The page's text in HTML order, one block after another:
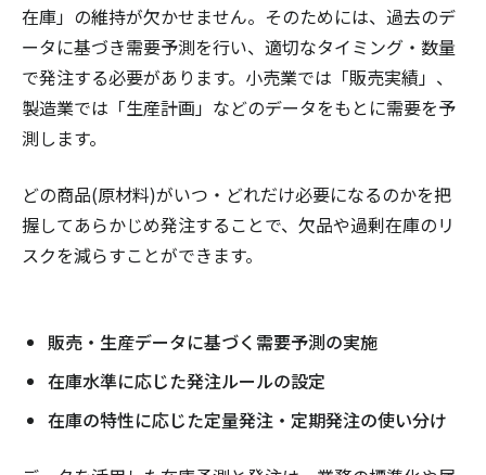
在庫」の維持が欠かせません。そのためには、過去のデ
ータに基づき需要予測を行い、適切なタイミング・数量
で発注する必要があります。小売業では「販売実績」、
製造業では「生産計画」などのデータをもとに需要を予
測します。
どの商品(原材料)がいつ・どれだけ必要になるのかを把
握してあらかじめ発注することで、欠品や過剰在庫のリ
スクを減らすことができます。
販売・生産データに基づく需要予測の実施
在庫水準に応じた発注ルールの設定
在庫の特性に応じた定量発注・定期発注の使い分け